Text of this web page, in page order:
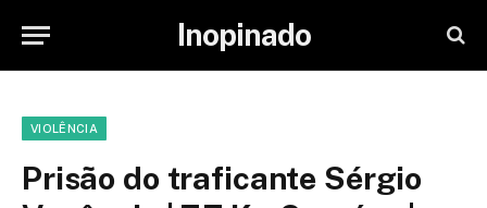
Inopinado
VIOLÊNCIA
Prisão do traficante Sérgio